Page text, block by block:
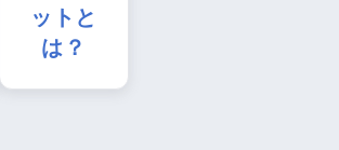
ットと
は？